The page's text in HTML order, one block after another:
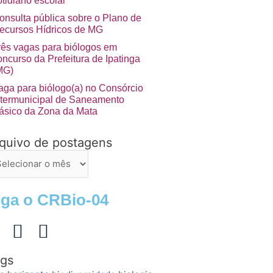
pública sobre o Plano de
Hídricos de MG
vagas para biólogos em
da Prefeitura de Ipatinga
para biólogo(a) no Consórcio
de Saneamento
da Zona da Mata
de postagens
o CRBio-04